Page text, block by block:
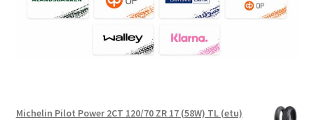
Michelin Pilot Power 2CT 120/70 ZR 17 (58W) TL (etu)